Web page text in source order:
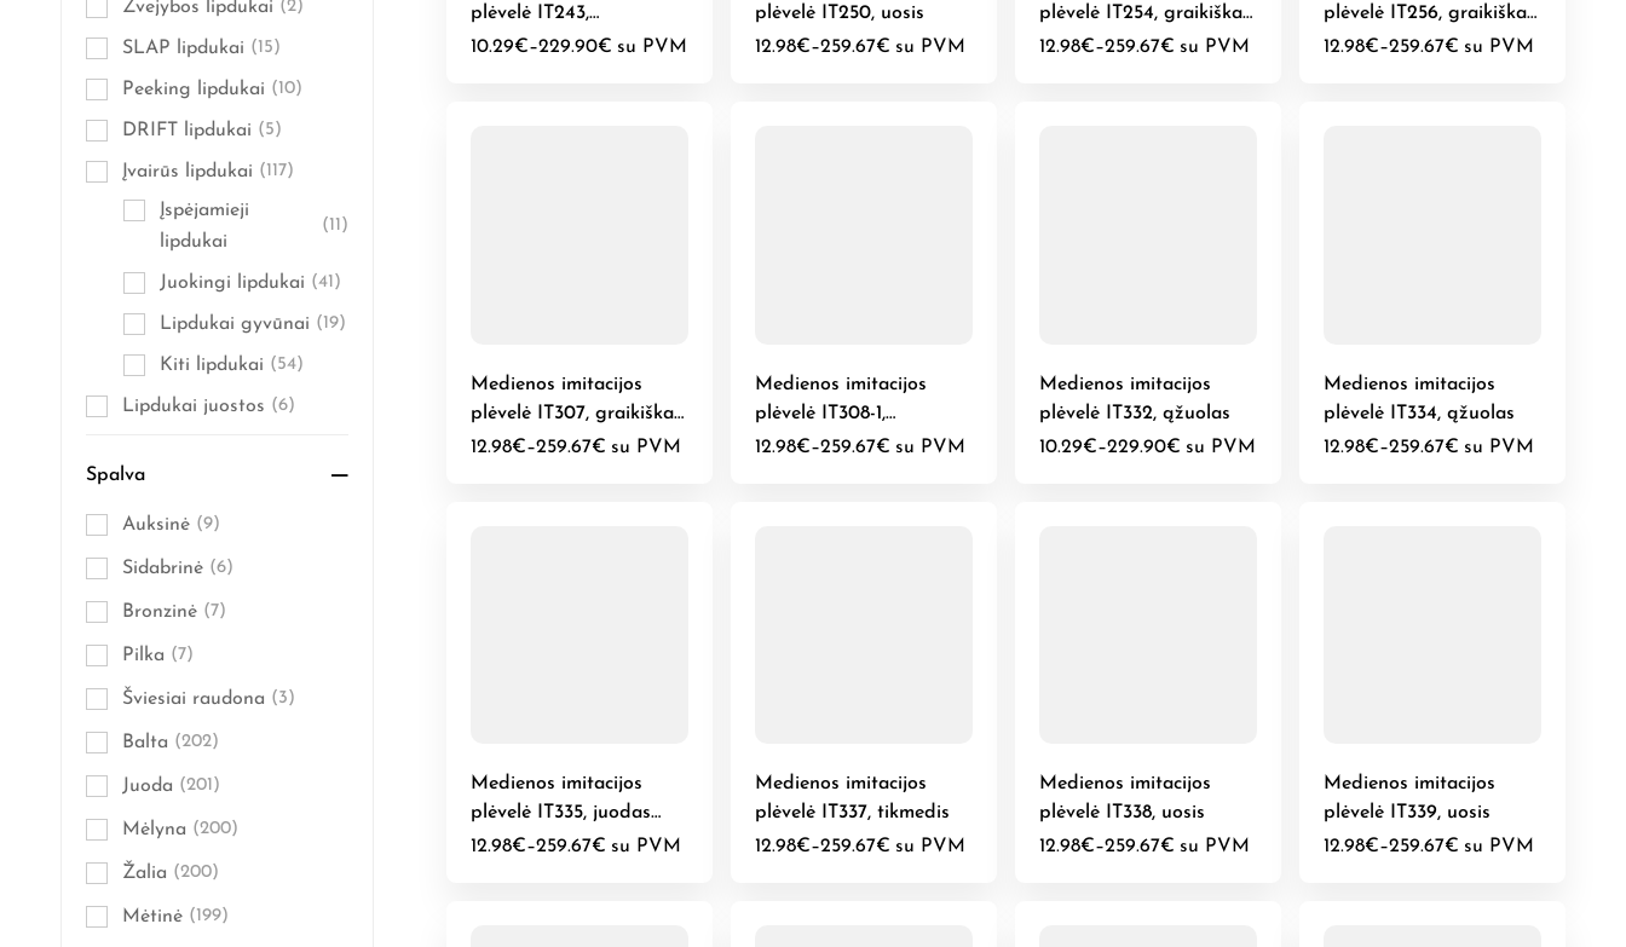
Žvejybos lipdukai (2)
SLAP lipdukai (15)
Peeking lipdukai (10)
DRIFT lipdukai (5)
Įvairūs lipdukai (117)
Įspėjamieji
lipdukai
(11)
Juokingi lipdukai (41)
Lipdukai gyvūnai (19)
Kiti lipdukai (54)
Lipdukai juostos (6)
Spalva
Auksinė (9)
Sidabrinė (6)
Bronzinė (7)
Pilka (7)
Šviesiai raudona (3)
Balta (202)
Juoda (201)
Mėlyna (200)
Žalia (200)
Mėtinė (199)
plėvelė IT243,
prancūziškas ąžuolas
10.29€–229.90€ su PVM
plėvelė IT250, uosis
12.98€–259.67€ su PVM
plėvelė IT254, graikiškas
riešutas
12.98€–259.67€ su PVM
plėvelė IT256, graikiškas
riešutas
12.98€–259.67€ su PVM
Medienos imitacijos
plėvelė IT307, graikiškas
riešutas
12.98€–259.67€ su PVM
Medienos imitacijos
plėvelė IT308-1,
graikiškas riešutas
12.98€–259.67€ su PVM
Medienos imitacijos
plėvelė IT332, ąžuolas
10.29€–229.90€ su PVM
Medienos imitacijos
plėvelė IT334, ąžuolas
12.98€–259.67€ su PVM
Medienos imitacijos
plėvelė IT335, juodas
medis
12.98€–259.67€ su PVM
Medienos imitacijos
plėvelė IT337, tikmedis
12.98€–259.67€ su PVM
Medienos imitacijos
plėvelė IT338, uosis
12.98€–259.67€ su PVM
Medienos imitacijos
plėvelė IT339, uosis
12.98€–259.67€ su PVM